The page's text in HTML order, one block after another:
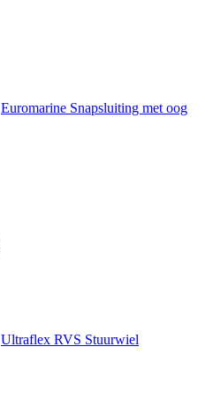
Euromarine Snapsluiting met oog
Ultraflex RVS Stuurwiel